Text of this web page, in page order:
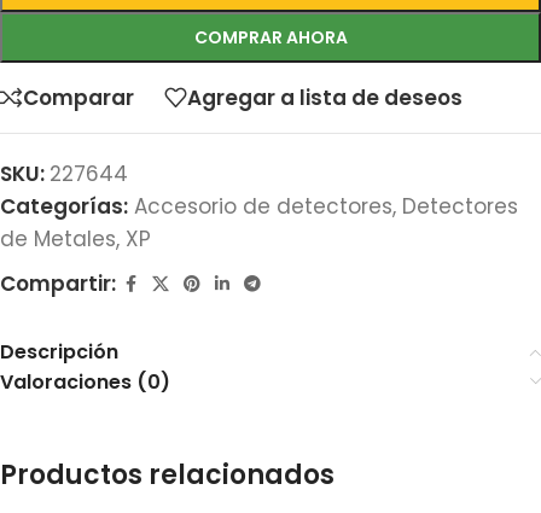
COMPRAR AHORA
Comparar Agregar a lista de deseos
SKU: 227644
Categorías: Accesorio de detectores, Detectores
de Metales, XP
Compartir:
Descripción
Valoraciones (0)
Productos relacionados